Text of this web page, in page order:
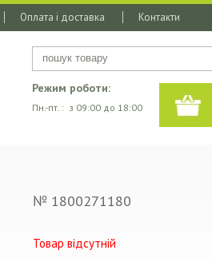
Оплата і доставка Контакти
Режим роботи:
Пн.-пт. : з 09:00 до 18:00
№ 1800271180
Товар відсутній